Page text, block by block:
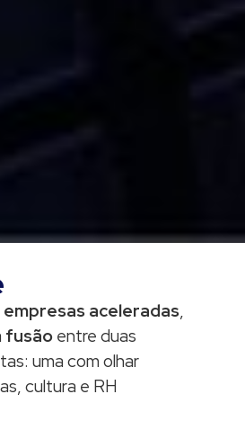
aceleradas,
fusão entre duas
uma com olhar
cultura e RH